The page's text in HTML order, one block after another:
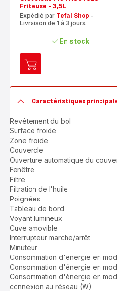
Ajouter
au
panier
Pro
FR804015
Friteuse
-
3,5L
Friteuse - 3,5L
Expédié par Tefal Shop -
Livraison de 1 à 3 jours.
En stock
Caractéristiques
Revêtement du bol
Surface froide
Zone froide
Couvercle
Ouverture automatique du
Fenêtre
Filtre
Filtration de l'huile
Poignées
Tableau de bord
Voyant lumineux
Cuve amovible
Interrupteur marche/arrêt
Minuteur
Consommation d'énergie en
Consommation d'énergie en
Consommation d'énergie en
connexion au réseau (W)